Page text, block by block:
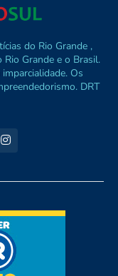
do Rio Grande ,
Grande e o Brasil.
Os
DRT